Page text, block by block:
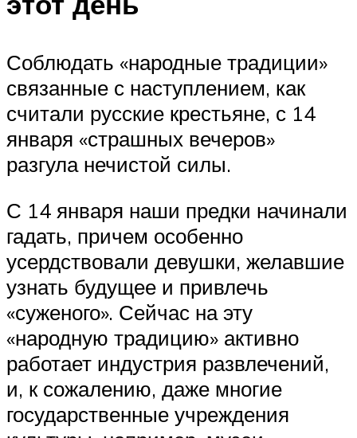
Соблюдать «народные традиции»
связанные с наступлением, как
считали русские крестьяне, с 14
января «страшных вечеров»
разгула нечистой силы.
С 14 января наши предки начинали
гадать, причем особенно
усердствовали девушки, желавшие
узнать будущее и привлечь
«суженого». Сейчас на эту
«народную традицию» активно
работает индустрия развлечений,
и, к сожалению, даже многие
государственные учреждения